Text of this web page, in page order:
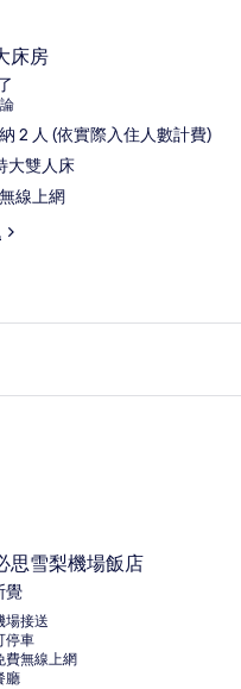
床房
滿分 10 分
2 人 (依實際入住人數計費)
大雙人床
線上網
思雪梨機場飯店
覺
場接送
停車
費無線上網
廳
雪梨機場飯店